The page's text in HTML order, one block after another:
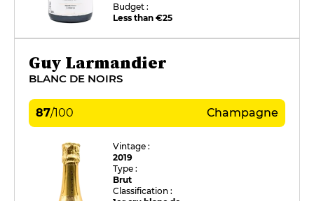
Budget :
Less than €25
Guy Larmandier
BLANC DE NOIRS
87/100 Champagne
Vintage :
2019
Type :
Brut
Classification :